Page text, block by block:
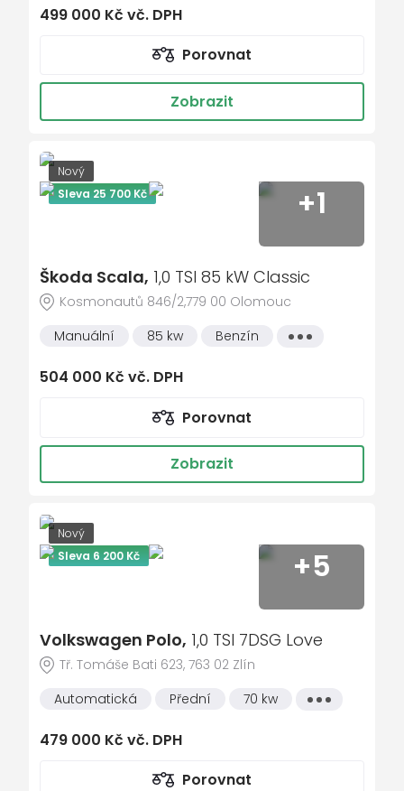
el. okna
El. sklopná zrcátka
hlídání jízdního pruhu
LED denní svícení
litá kola
nastavitelný volant
palubní počítač
parkovací senzory zadní
senzor světel
senzor tlaku v pneumatikách
sledování únavy řidiče
startování tlačítkem
tempomat
vyhřívaná zrcátka
vyhřívaný volant
výškově nastavitelná sedadla
499 000 Kč vč. DPH
Porovnat
Zobrazit
Nový
Sleva 25 700 Kč
+1
Škoda Scala, 1,0 TSI 85 kW Classic
Kosmonautů 846/2,779 00 Olomouc
Manuální
85 kw Benzín
Všechny
504 000 Kč vč. DPH
Porovnat
Zobrazit
Nový
Sleva 6 200 Kč
+5
Volkswagen Polo, 1,0 TSI 7DSG Love
Tř. Tomáše Bati 623, 763 02 Zlín
Automatická
Přední 70 kw
Všechny
479 000 Kč vč. DPH
Porovnat